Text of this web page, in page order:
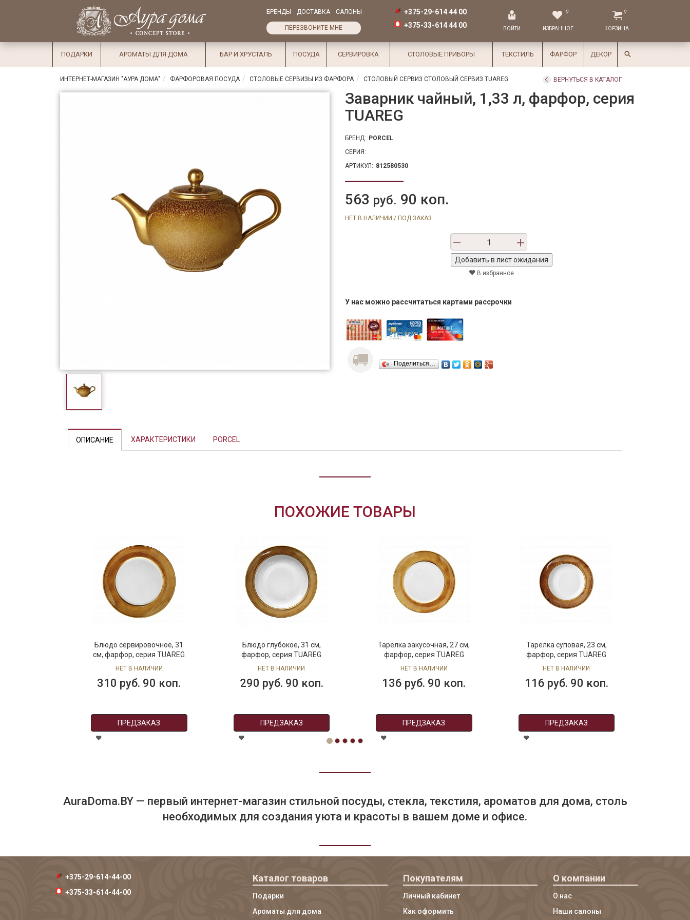
Избранное
×
СалоныДоставка
Оплата
Подарки
Ароматы
для дома
БРЕНДЫ ДОСТАВКА САЛОНЫ
ПЕРЕЗВОНИТЕ МНЕ
+375-29-614 44 00
+375-33-614 44 00
ВОЙТИ
0
ИЗБРАННОЕ
0
КОРЗИНА
ПОДАРКИ АРОМАТЫ ДЛЯ ДОМА БАР И ХРУСТАЛЬ ПОСУДА СЕРВИРОВКА СТОЛОВЫЕ ПРИБОРЫ ТЕКСТИЛЬ ФАРФОР ДЕКОР
ИНТЕРНЕТ-МАГАЗИН "АУРА ДОМА" ФАРФОРОВАЯ ПОСУДА СТОЛОВЫЕ СЕРВИЗЫ ИЗ ФАРФОРА СТОЛОВЫЙ СЕРВИЗ СТОЛОВЫЙ СЕРВИЗ TUAREG ВЕРНУТЬСЯ В КАТАЛОГ
Заварник чайный, 1,33 л, фарфор, серия
TUAREG
БРЕНД: PORCEL
СЕРИЯ:
АРТИКУЛ: 812580530
563 руб. 90 коп.
НЕТ В НАЛИЧИИ / ПОД ЗАКАЗ
В избранное
У нас можно рассчитаться картами рассрочки
Поделиться…
ОПИСАНИЕ ХАРАКТЕРИСТИКИ PORCEL
ПОХОЖИЕ ТОВАРЫ
Блюдо сервировочное, 31
см, фарфор, серия TUAREG
НЕТ В НАЛИЧИИ
310 руб. 90 коп.
ПРЕДЗАКАЗ
Блюдо глубокое, 31 см,
фарфор, серия TUAREG
НЕТ В НАЛИЧИИ
290 руб. 90 коп.
ПРЕДЗАКАЗ
Тарелка закусочная, 27 см,
фарфор, серия TUAREG
НЕТ В НАЛИЧИИ
136 руб. 90 коп.
ПРЕДЗАКАЗ
Тарелка суповая, 23 см,
фарфор, серия TUAREG
НЕТ В НАЛИЧИИ
116 руб. 90 коп.
ПРЕДЗАКАЗ
AuraDoma.BY — первый интернет-магазин стильной посуды, стекла, текстиля, ароматов для дома, столь
необходимых для создания уюта и красоты в вашем доме и офисе.
+375-29-614-44-00
+375-33-614-44-00
Каталог товаров
Подарки
Ароматы для дома
Покупателям
Личный кабинет
Как оформить
О компании
О нас
Наши салоны